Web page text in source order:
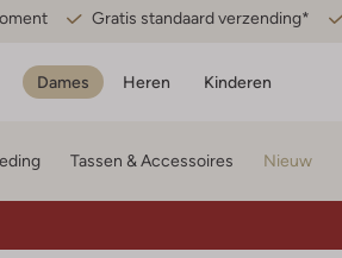
Gratis standaard verzending*
Dames Heren Kinderen
Tassen & Accessoires Nieuw